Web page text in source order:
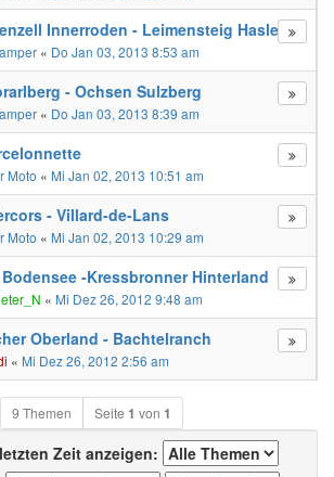
Innerroden - Leimensteig Haslen
« Do Jan 03, 2013 8:53 am
- Ochsen Sulzberg
« Do Jan 03, 2013 8:39 am
Moto « Mi Jan 02, 2013 10:51 am
- Villard-de-Lans
Moto « Mi Jan 02, 2013 10:29 am
-Kressbronner Hinterland
« Mi Dez 26, 2012 9:48 am
Oberland - Bachtelranch
« Mi Dez 26, 2012 2:56 am
9 Themen Seite 1 von 1
Zeit anzeigen: